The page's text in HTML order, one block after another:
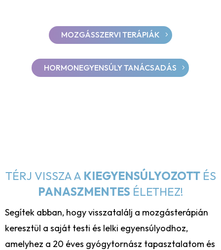
MOZGÁSSZERVI TERÁPIÁK
HORMONEGYENSÚLY TANÁCSADÁS
TÉRJ VISSZA A KIEGYENSÚLYOZOTTÉS
PANASZMENTES ÉLETHEZ!
Segítek abban, hogy visszatalálj a mozgásterápián
keresztül a saját testi és lelki egyensúlyodhoz,
amelyhez a 20 éves gyógytornász tapasztalatom és